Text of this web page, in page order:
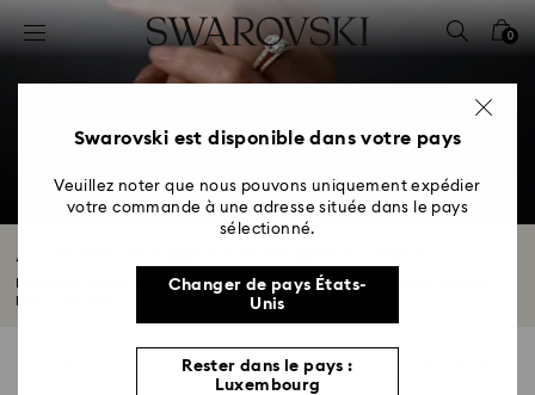
Accesskeys list
2 - Footer
4 - Search results
0
Alliances et bagues diamants homme
Découvrez notre gamme de bagues pour homme, alliant le savoir-faire le
plus...
Filtres
Filtres
Swarovski est disponible dans votre pays
Veuillez noter que nous pouvons uniquement expédier
votre commande à une adresse située dans le pays
sélectionné.
Changer de pays États-
Unis
Rester dans le pays :
Luxembourg